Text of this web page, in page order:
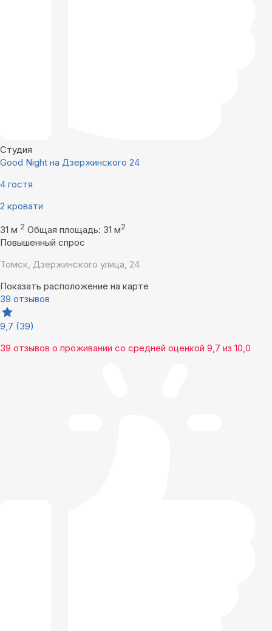
Студия
Good Night на Дзержинского 24
4 гостя
2 кровати
31 м 2 Общая площадь: 31 м2
Повышенный спрос
Томск, Дзержинского улица, 24
Показать расположение на карте
39 отзывов
9,7 (39)
39 отзывов о проживании со средней оценкой 9,7 из 10,0